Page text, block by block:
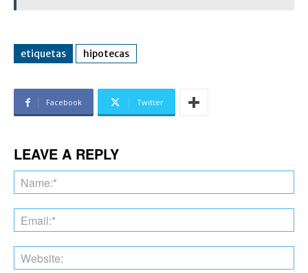
etiquetas hipotecas
Facebook Twitter
LEAVE A REPLY